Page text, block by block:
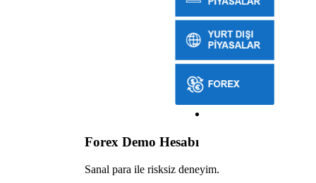
Forex Demo Hesabı
Sanal para ile risksiz deneyim.